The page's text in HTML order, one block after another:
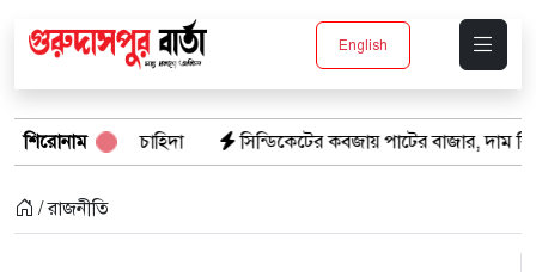
English
শিরোনাম
চাহিদা সিন্ডিকেটের কবজায় পাটের বাজার, দাম বিপর্যয়ে চাষীদের
/ রাজনীতি